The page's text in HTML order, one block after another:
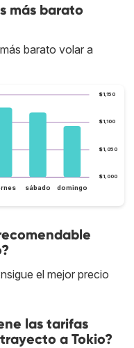
más barato
barato volar a
$1,000
$1,050
$1,100
$1,150
sábado domingo
el mejor precio
las tarifas
a Tokio?